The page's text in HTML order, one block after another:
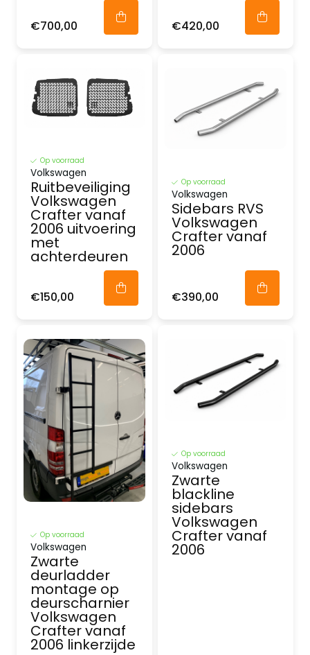
€700,00 €420,00
Op voorraad
Volkswagen
Ruitbeveiliging
Volkswagen
Crafter vanaf
2006 uitvoering
met
achterdeuren
€150,00
Op voorraad
Volkswagen
Sidebars RVS
Volkswagen
Crafter vanaf
2006
€390,00
Op voorraad
Volkswagen
Zwarte
deurladder
montage op
deurscharnier
Volkswagen
Crafter vanaf
2006 linkerzijde
Op voorraad
Volkswagen
Zwarte
blackline
sidebars
Volkswagen
Crafter vanaf
2006